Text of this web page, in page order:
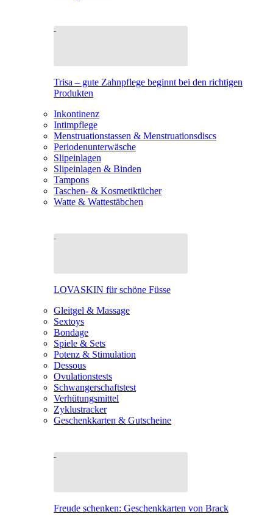
Trisa – gute Zahnpflege beginnt bei den richtigen
Produkten
Inkontinenz
Intimpflege
Menstruationstassen & Menstruationsdiscs
Periodenunterwäsche
Slipeinlagen
Slipeinlagen & Binden
Tampons
Taschen- & Kosmetiktücher
Watte & Wattestäbchen
LOVASKIN für schöne Füsse
Gleitgel & Massage
Sextoys
Bondage
Spiele & Sets
Potenz & Stimulation
Dessous
Ovulationstests
Schwangerschaftstest
Verhütungsmittel
Zyklustracker
Geschenkkarten & Gutscheine
Freude schenken: Geschenkkarten von Brack